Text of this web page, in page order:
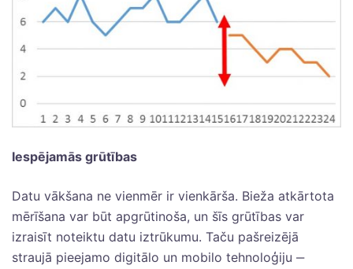
Iespējamās grūtības
Datu vākšana ne vienmēr ir vienkārša. Bieža atkārtota
mērīšana var būt apgrūtinoša, un šīs grūtības var
izraisīt noteiktu datu iztrūkumu. Taču pašreizējā
straujā pieejamo digitālo un mobilo tehnoloģiju ‒